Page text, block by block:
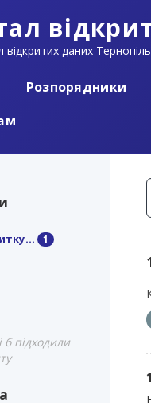
даних
Розпорядники
1
б підходили